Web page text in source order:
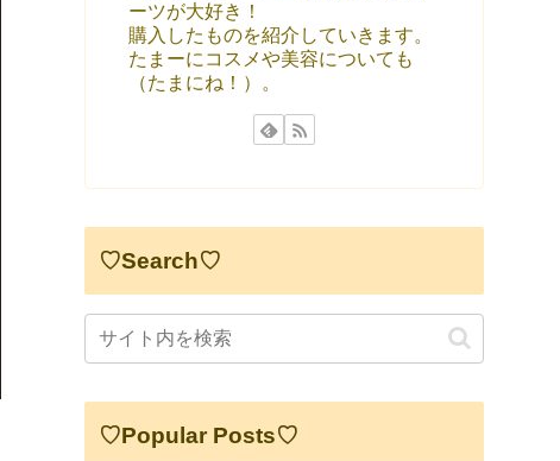
ーツが大好き！
購入したものを紹介していきます。
たまーにコスメや美容についても
（たまにね！）。
♡Search♡
♡Popular Posts♡